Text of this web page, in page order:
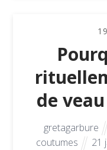
19
de
gretagarbure
coutumes
21